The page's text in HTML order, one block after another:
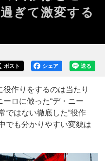
ぎて激変する
送る
シェア
ポスト
作りをするのは当たり
ロに倣った“デ・ニー
ではない徹底した“役作
でも分かりやすい変貌は